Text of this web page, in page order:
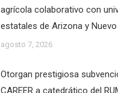
agrícola colaborativo con
estatales de Arizona y
agosto 7, 2026
Otorgan prestigiosa
CAREER a catedrático del